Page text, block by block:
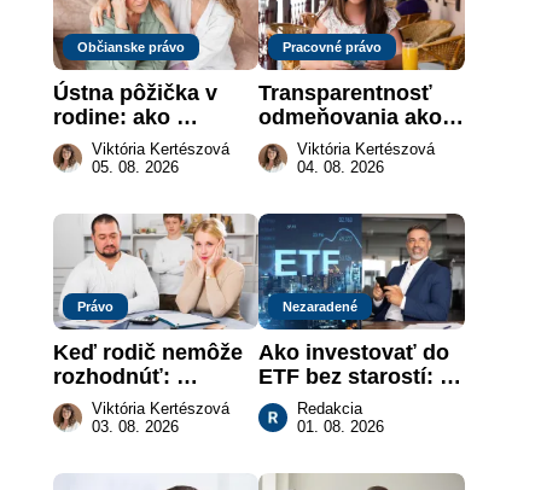
Občianske právo
Ústna pôžička v
rodine: ako
vymôcť peniaze,
keď na papieri nie
Viktória Kertészová
05. 08. 2026
Pracovné právo
Transparentnosť
odmeňovania ako
právna povinnosť:
revolúcia na
práce
Viktória Kertészová
04. 08. 2026
Právo
Keď rodič nemôže
rozhodnúť:
nahradenie prejavu
vôle súdom v
Viktória Kertészová
03. 08. 2026
Nezaradené
Ako investovať do
ETF bez starostí:
Investičné plány,
ktoré urobia prácu
Redakcia
01. 08. 2026